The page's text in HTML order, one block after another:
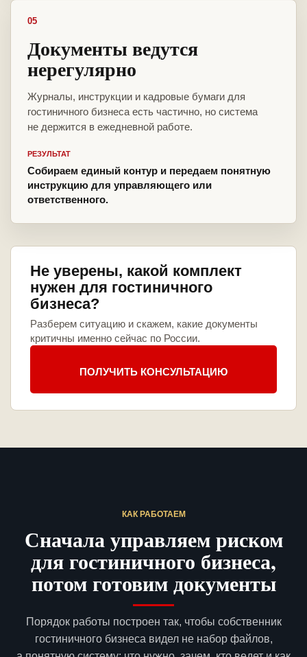
05
Документы ведутся
нерегулярно
Журналы, инструкции и кадровые бумаги для
гостиничного бизнеса есть частично, но система
не держится в ежедневной работе.
РЕЗУЛЬТАТ
Собираем единый контур и передаем понятную
инструкцию для управляющего или
ответственного.
Не уверены, какой комплект
нужен для гостиничного
бизнеса?
Разберем ситуацию и скажем, какие документы
критичны именно сейчас по России.
ПОЛУЧИТЬ КОНСУЛЬТАЦИЮ
КАК РАБОТАЕМ
Сначала управляем риском
для гостиничного бизнеса,
потом готовим документы
Порядок работы построен так, чтобы собственник
гостиничного бизнеса видел не набор файлов,